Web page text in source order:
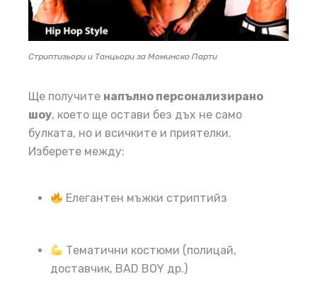
Стриптизьори и Танцьори за Моминско Парти
Ще получите напълно персонализирано
шоу, което ще остави без дъх не само
булката, но и всичките и приятелки.
Изберете между:
Елегантен мъжки стриптийз
Тематични костюми (полицай,
доставчик, BAD BOY др.)